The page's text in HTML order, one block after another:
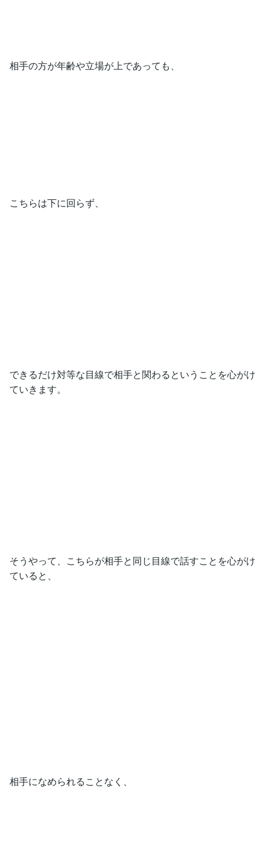
相手の方が年齢や立場が上であっても、
こちらは下に回らず、
できるだけ対等な目線で相手と関わるということを心がけ
ていきます。
そうやって、こちらが相手と同じ目線で話すことを心がけ
ていると、
相手になめられることなく、